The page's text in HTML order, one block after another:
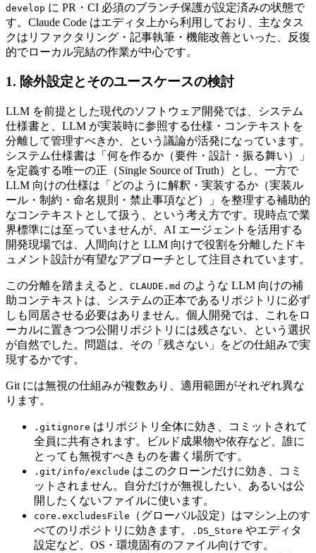
develop に PR・CI 必須のブランチ保護が設定済みの状態で
す。Claude Code はエディタ上から利用しており、主なタス
クはリファクタリング・記事執筆・機能改善といった、反復
的でローカル完結の作業が中心です。
1. 除外設定とそのユースケースの検討
LLM を前提とした現代のソフトウェア開発では、システム
仕様書と、LLM が実装時に参照する仕様・コンテキストを
分離して管理すべきか、という議論が活発になっています。
システム仕様書は「何を作るか（要件・設計・振る舞い）」
を定義する唯一の正（Single Source of Truth）とし、一方で
LLM 向けの仕様は「どのように解釈・実装するか（実装ル
ール・制約・命名規則・禁止事項など）」を整理する補助的
なコンテキストとして扱う、という考え方です。現時点で業
界標準には至っていませんが、AI エージェントを活用する
開発現場では、人間向けと LLM 向けで役割を分離したドキ
ュメント設計が有望なアプローチとして注目されています。
この分離を踏まえると、 CLAUDE.md のような LLM 向けの補
助コンテキストは、システムの正本であるリポジトリに必ず
しも同居させる必要はありません。個人開発では、これをロ
ーカルに置きつつ公開リポジトリには残さない、という選択
が自然でした。問題は、その「残さない」をどの仕組みで実
現するかです。
Git には無視の仕組みが複数あり、適用範囲がそれぞれ異な
ります。
.gitignore はリポジトリ全体に効き、コミットされて
全員に共有されます。ビルド成果物や依存など、誰に
とっても無視すべきものを書く場所です。
.git/info/exclude はこのクローンだけに効き、コミ
ットされません。自分だけが無視したい、あるいは公
開したくないファイルに使います。
core.excludesFile
（グローバル設定）はマシン上のす
べてのリポジトリに効きます。
.DS_Store やエディタ
設定など、OS・環境固有のファイル向けです。